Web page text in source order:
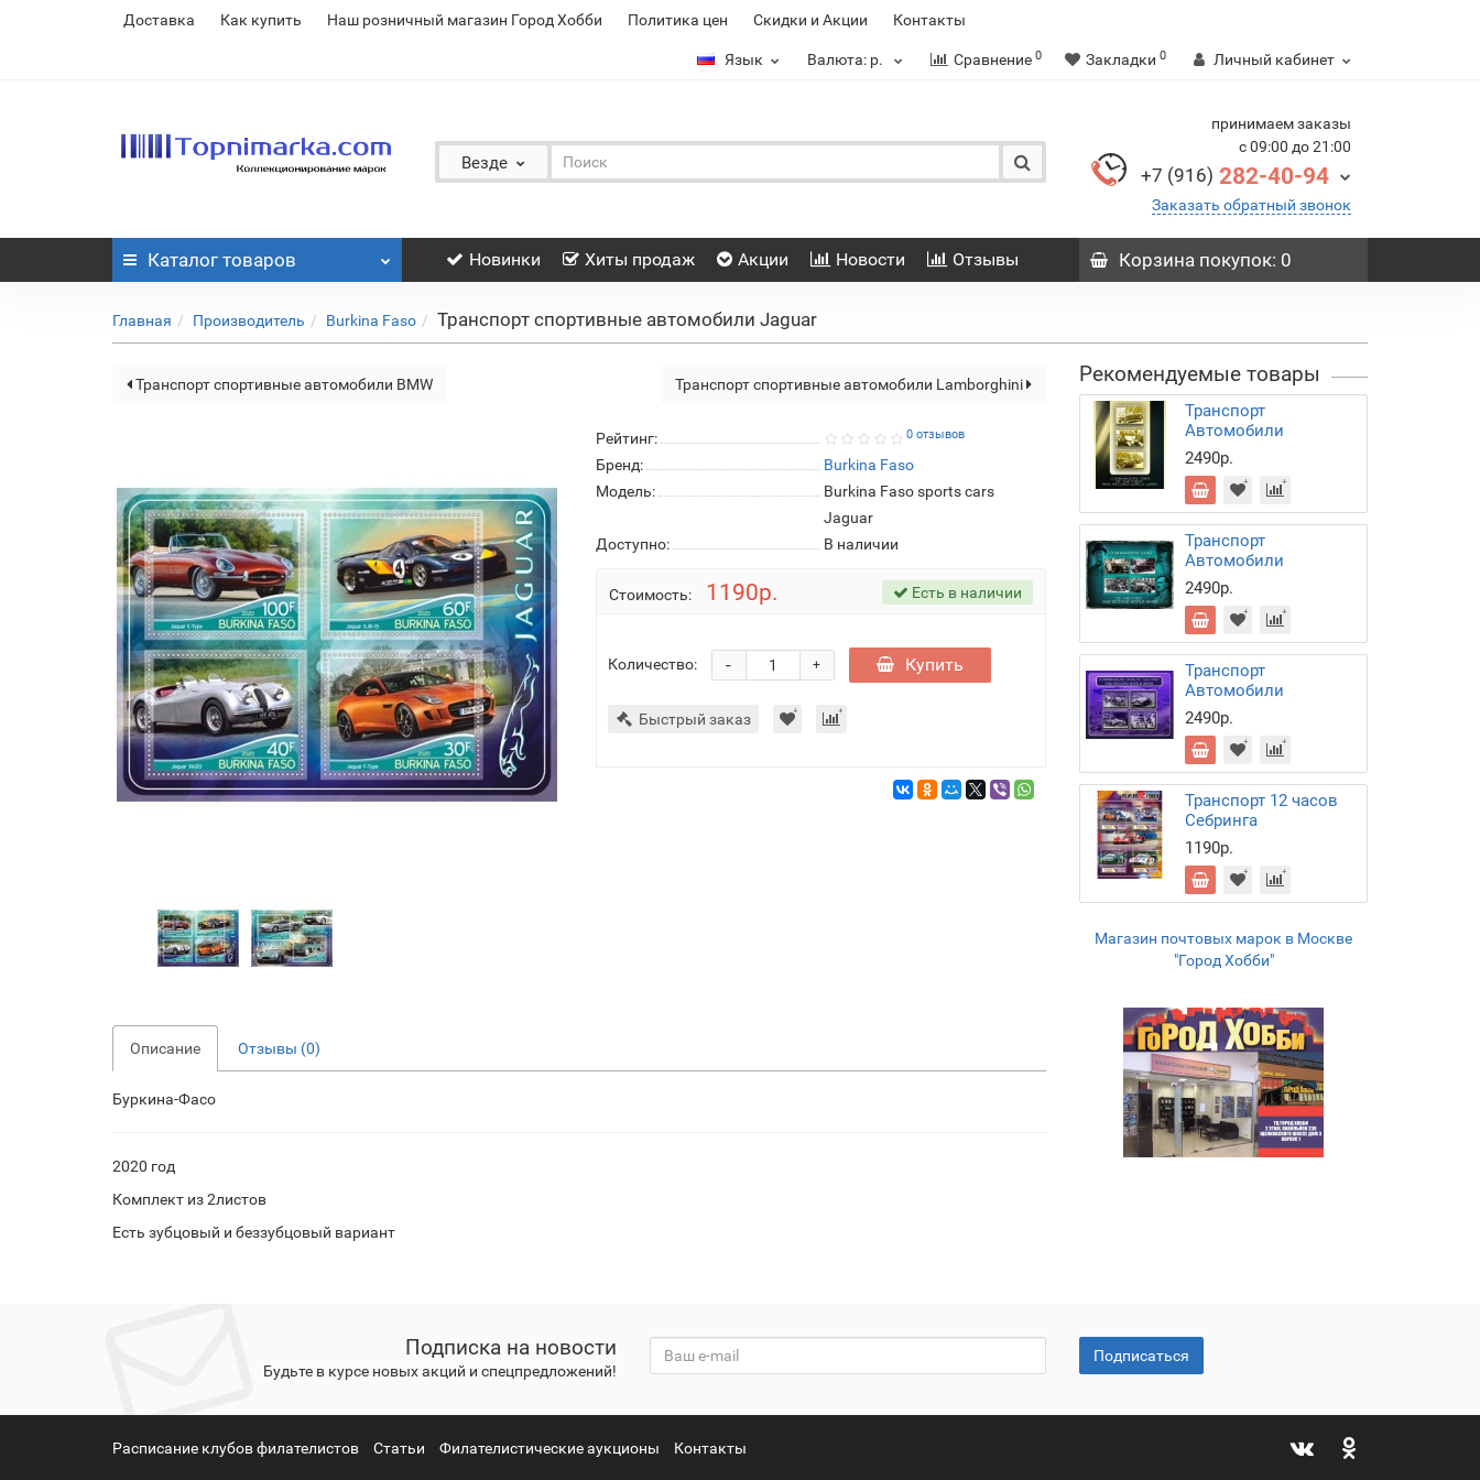
Доставка Как купить Наш розничный магазин Город Хобби Политика цен Скидки и Акции Контакты
Язык Валюта: р. Сравнение 0 Закладки 0 Личный кабинет
Везде
принимаем заказы
с 09:00 до 21:00
+7 (916) 282-40-94
Заказать обратный звонок
Каталог товаров Новинки Хиты продаж Акции Новости Отзывы Корзинапокупок: 0
Главная Производитель Burkina Faso Транспорт спортивные автомобили Jaguar
Транспорт спортивные автомобили BMW Транспорт спортивные автомобили Lamborghini
Рейтинг: 0 отзывов
Бренд:
Burkina Faso
Модель:
Burkina Faso sports cars
Jaguar
Доступно:
В наличии
Стоимость: 1190р. Есть в наличии
Количество: +
- Купить
Быстрый заказ
Описание Отзывы (0)
Буркина-Фасо
2020 год
Комплект из 2листов
Есть зубцовый и беззубцовый вариант
Рекомендуемые товары
Транспорт
Автомобили
2490р.
Транспорт
Автомобили
2490р.
Транспорт
Автомобили
2490р.
Транспорт 12 часов
Себринга
1190р.
Магазин почтовых марок в Москве
"Город Хобби"
Подписка на новости
Будьте в курсе новых акций и спецпредложений!
Подписаться
Расписание клубов филателистов Статьи Филателистические аукционы Контакты